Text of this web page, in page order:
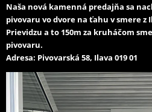
Naša nová kamenná predajňa sa
pivovaru vo dvore na ťahu v smere z
Prievidzu a to 150m za kruháčom
pivovaru.
Adresa: Pivovarská 58, Ilava 019 01